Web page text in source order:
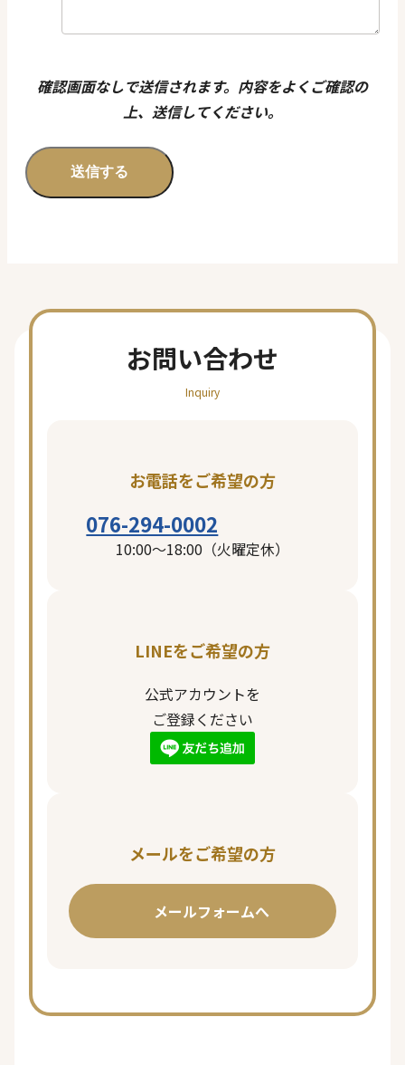
確認画面なしで送信されます。内容をよくご確認の
上、送信してください。
お問い合わせ
Inquiry
お電話をご希望の方
076-294-0002
10:00〜18:00（火曜定休）
LINEをご希望の方
公式アカウントを
ご登録ください
メールをご希望の方
メールフォームへ